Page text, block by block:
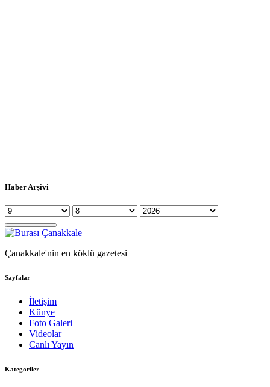
Haber Arşivi
Çanakkale'nin en köklü gazetesi
Sayfalar
İletişim
Künye
Foto Galeri
Videolar
Canlı Yayın
Kategoriler